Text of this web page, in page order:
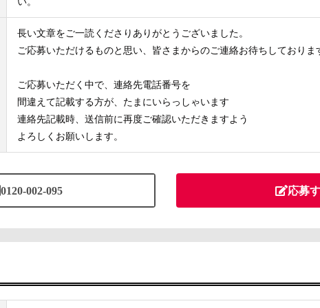
長い文章をご一読くださりありがとうございました。
ご応募いただけるものと思い、皆さまからのご連絡お待ちしておりま
ご応募いただく中で、連絡先電話番号を
間違えて記載する方が、たまにいらっしゃいます
連絡先記載時、送信前に再度ご確認いただきますよう
よろしくお願いします。
0120-002-095 応募